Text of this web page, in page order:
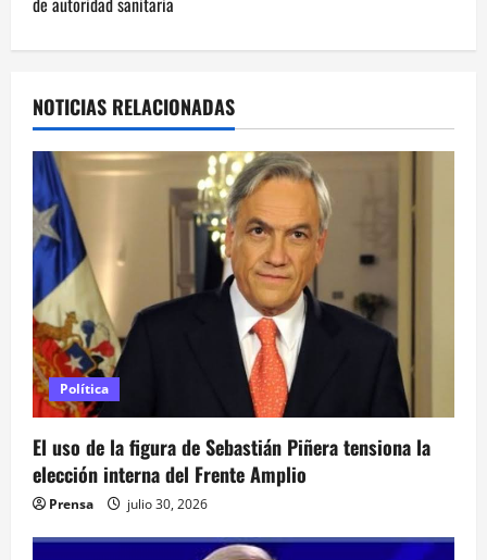
c
i
ó
n
d
e
e
n
t
r
NOTICIAS RELACIONADAS
Política
El uso de la figura de Sebastián Piñera tensiona la
elección interna del Frente Amplio
Prensa julio 30, 2026